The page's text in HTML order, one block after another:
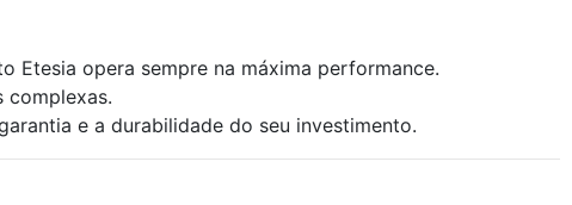
Etesia opera sempre na máxima performance.
complexas.
e a durabilidade do seu investimento.